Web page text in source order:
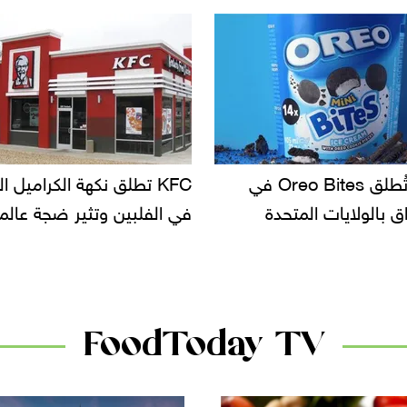
KFC تطلق نكهة الكراميل المملح
وتثير ضجة عالمية
دعوات للتحقيق في أسباب
سحب بعض ألبان الأطفال
FoodToday TV